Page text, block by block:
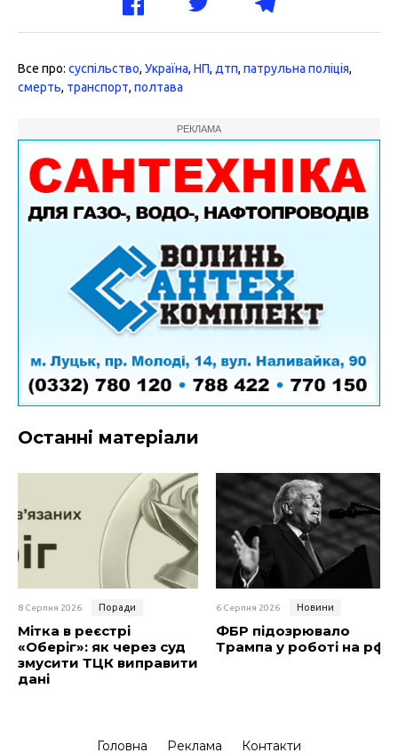
Все про: суспільство, Україна, НП, дтп, патрульна поліція,
смерть, транспорт, полтава
РЕКЛАМА
Останні матеріали
8 Серпня 2026 Поради
Мітка в реєстрі
«Оберіг»: як через суд
змусити ТЦК виправити
дані
6 Серпня 2026 Новини
ФБР підозрювало
Трампа у роботі на рф
Головна Реклама Контакти